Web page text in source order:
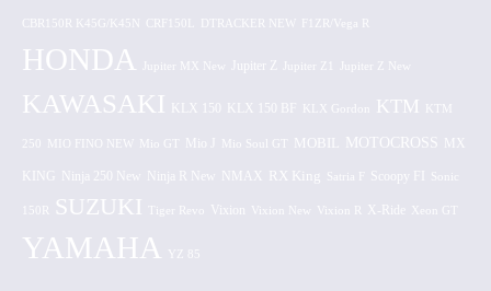
CBR150R K45G/K45N CRF150L DTRACKER NEW F1ZR/Vega R
HONDA Jupiter MX New Jupiter Z
KAWASAKI KLX 150 KLX 150 BF KLX Gordon KTM KTM
250 MIO FINO NEW Mio GT Mio J Mio Soul GT MOBIL MOTOCROSS MX
KING Ninja 250 New Ninja R New NMAX RX King Satria F Scoopy FI Sonic
150R SUZUKI Tiger Revo Vixion Vixion New Vixion R X-Ride Xeon GT
YAMAHA YZ 85